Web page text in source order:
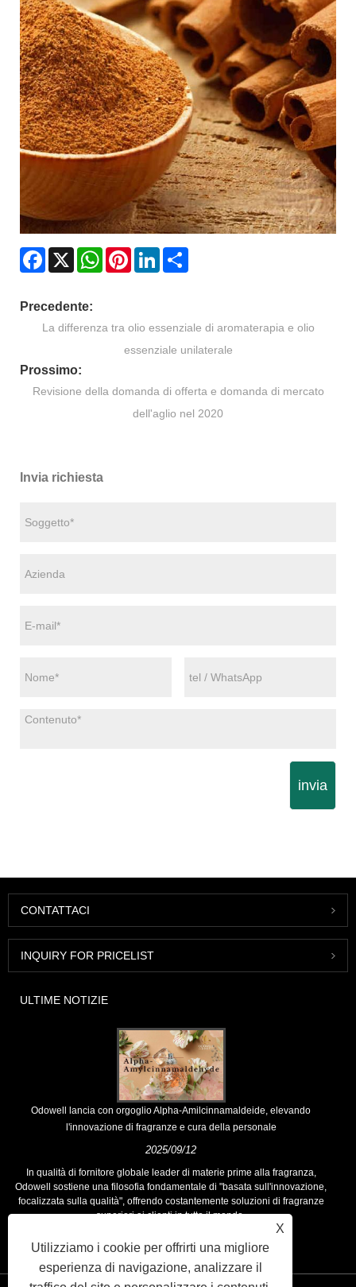
Facebook
X WhatsAppPinterestLinkedIn
Precedente:
La differenza tra olio essenziale di aromaterapia e olio
essenziale unilaterale
Prossimo:
Revisione della domanda di offerta e domanda di mercato
dell'aglio nel 2020
Invia richiesta
invia
CONTATTACI
INQUIRY FOR PRICELIST
ULTIME NOTIZIE
Odowell lancia con orgoglio Alpha-Amilcinnamaldeide, elevando
l'innovazione di fragranze e cura della personale
2025/09/12
In qualità di fornitore globale leader di materie prime alla fragranza,
Odowell sostiene una filosofia fondamentale di "basata sull'innovazione,
focalizzata sulla qualità", offrendo costantemente soluzioni di fragranze
superiori ai clienti in tutto il mondo.
X
Utilizziamo i cookie per offrirti una migliore
esperienza di navigazione, analizzare il